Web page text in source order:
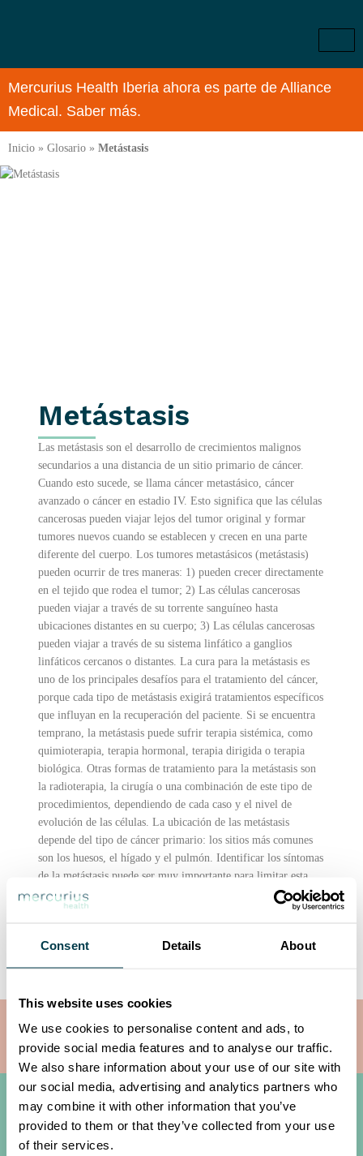
Consent Details About
This website uses cookies
We use cookies to personalise content and ads, to
provide social media features and to analyse our traffic.
We also share information about your use of our site with
our social media, advertising and analytics partners who
may combine it with other information that you’ve
provided to them or that they’ve collected from your use
of their services.
Mercurius Health Iberia ahora es parte de Alliance
Medical. Saber más.
Inicio » Glosario » Metástasis
Metástasis
Las metástasis son el desarrollo de crecimientos malignos
secundarios a una distancia de un sitio primario de cáncer.
Cuando esto sucede, se llama cáncer metastásico, cáncer
avanzado o cáncer en estadio IV. Esto significa que las células
cancerosas pueden viajar lejos del tumor original y formar
tumores nuevos cuando se establecen y crecen en una parte
diferente del cuerpo. Los tumores metastásicos (metástasis)
pueden ocurrir de tres maneras: 1) pueden crecer directamente
en el tejido que rodea el tumor; 2) Las células cancerosas
pueden viajar a través de su torrente sanguíneo hasta
ubicaciones distantes en su cuerpo; 3) Las células cancerosas
pueden viajar a través de su sistema linfático a ganglios
linfáticos cercanos o distantes. La cura para la metástasis es
uno de los principales desafíos para el tratamiento del cáncer,
porque cada tipo de metástasis exigirá tratamientos específicos
que influyan en la recuperación del paciente. Si se encuentra
temprano, la metástasis puede sufrir terapia sistémica, como
quimioterapia, terapia hormonal, terapia dirigida o terapia
biológica. Otras formas de tratamiento para la metástasis son
la radioterapia, la cirugía o una combinación de este tipo de
procedimientos, dependiendo de cada caso y el nivel de
evolución de las células. La ubicación de las metástasis
depende del tipo de cáncer primario: los sitios más comunes
son los huesos, el hígado y el pulmón. Identificar los síntomas
de la metástasis puede ser muy importante para limitar esta
proliferación, pero no es una tarea fácil, ya que los síntomas
depende de qué parte del cuerpo se ve afectada.
IMRT Resonancia magnética
Términos relacionados